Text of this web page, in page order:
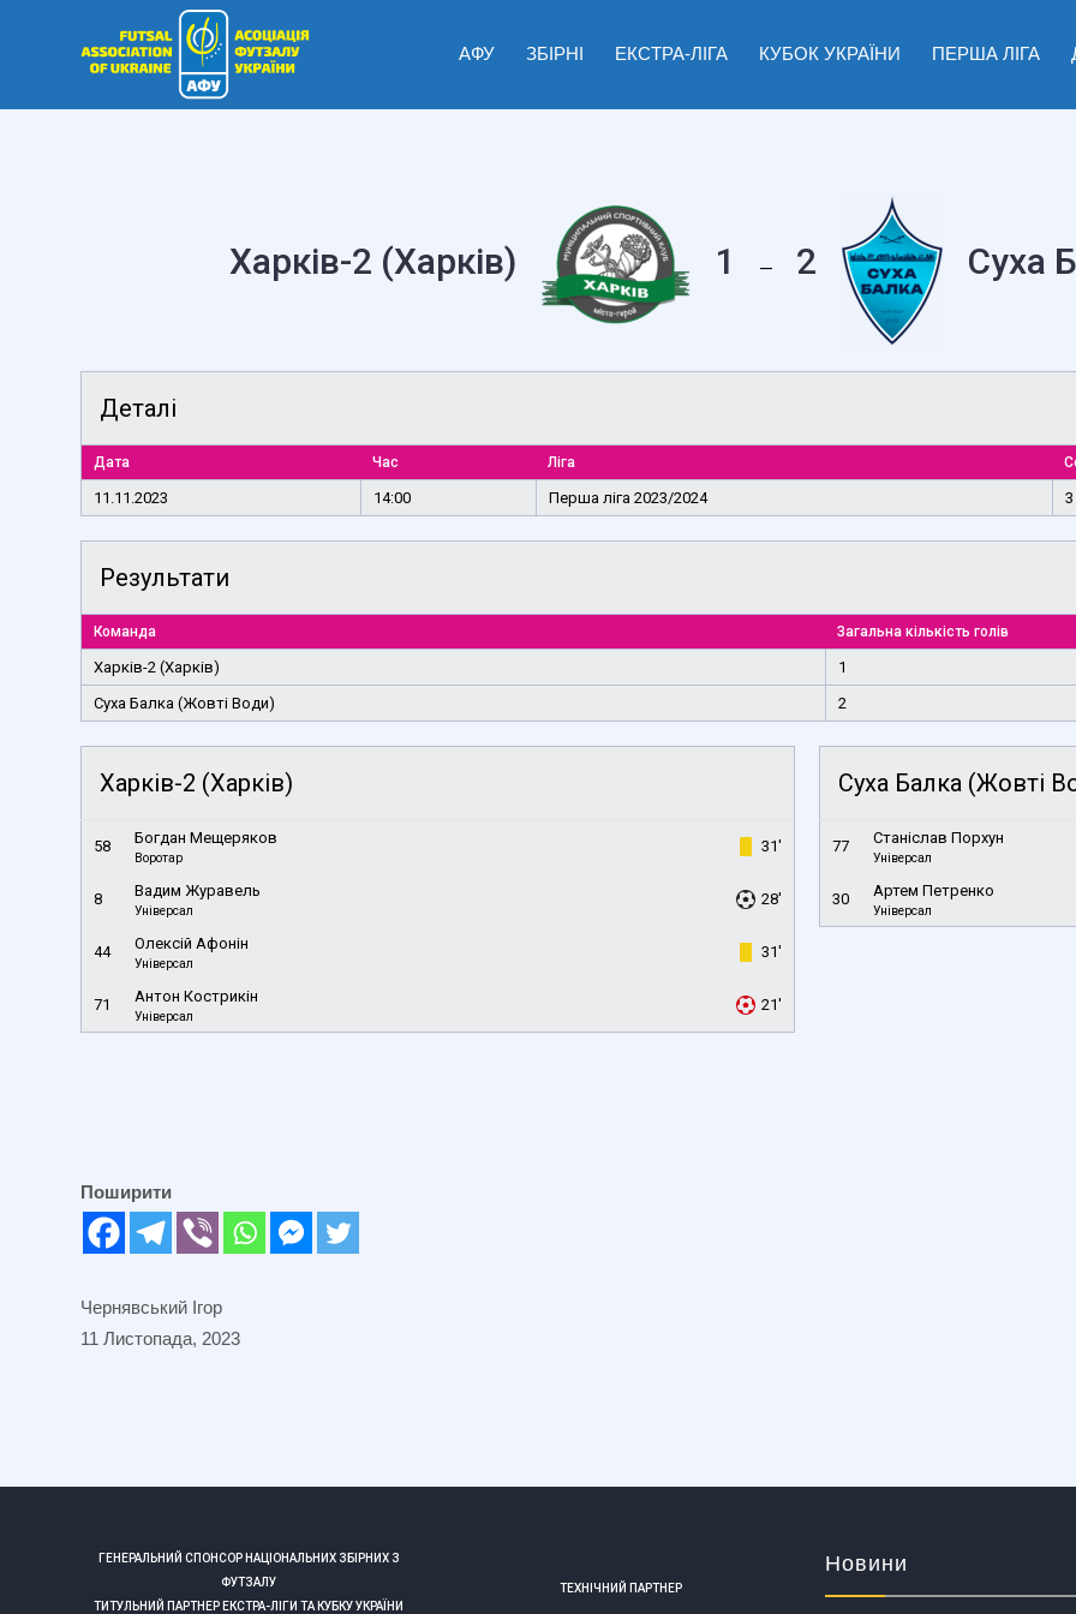
АФУ ЗБІРНІ ЕКСТРА-ЛІГА КУБОК УКРАЇНИ ПЕРША ЛІГА
Харків-2 (Харків) 1 — 2 Суха
Деталі
Дата Час Ліга
11.11.2023 14:00 Перша ліга 2023/2024 3
Результати
Команда Загальна кількість голів
Харків-2 (Харків)
1
Суха Балка (Жовті Води)
2
Харків-2 (Харків)
58 Богдан Мещеряков
Воротар
31'
8 Вадим Журавель
Універсал
28'
44 Олексій Афонін
Універсал
31'
71 Антон Кострикін
Універсал
21'
Суха Балка (Жовті
77 Станіслав Порхун
Універсал
30 Артем Петренко
Універсал
Поширити
Чернявський Ігор
11 Листопада, 2023
ГЕНЕРАЛЬНИЙ СПОНСОР НАЦІОНАЛЬНИХ ЗБІРНИХ З
ФУТЗАЛУ
ТИТУЛЬНИЙ ПАРТНЕР ЕКСТРА-ЛІГИ ТА КУБКУ УКРАЇНИ
ТЕХНІЧНИЙ ПАРТНЕР
Новини